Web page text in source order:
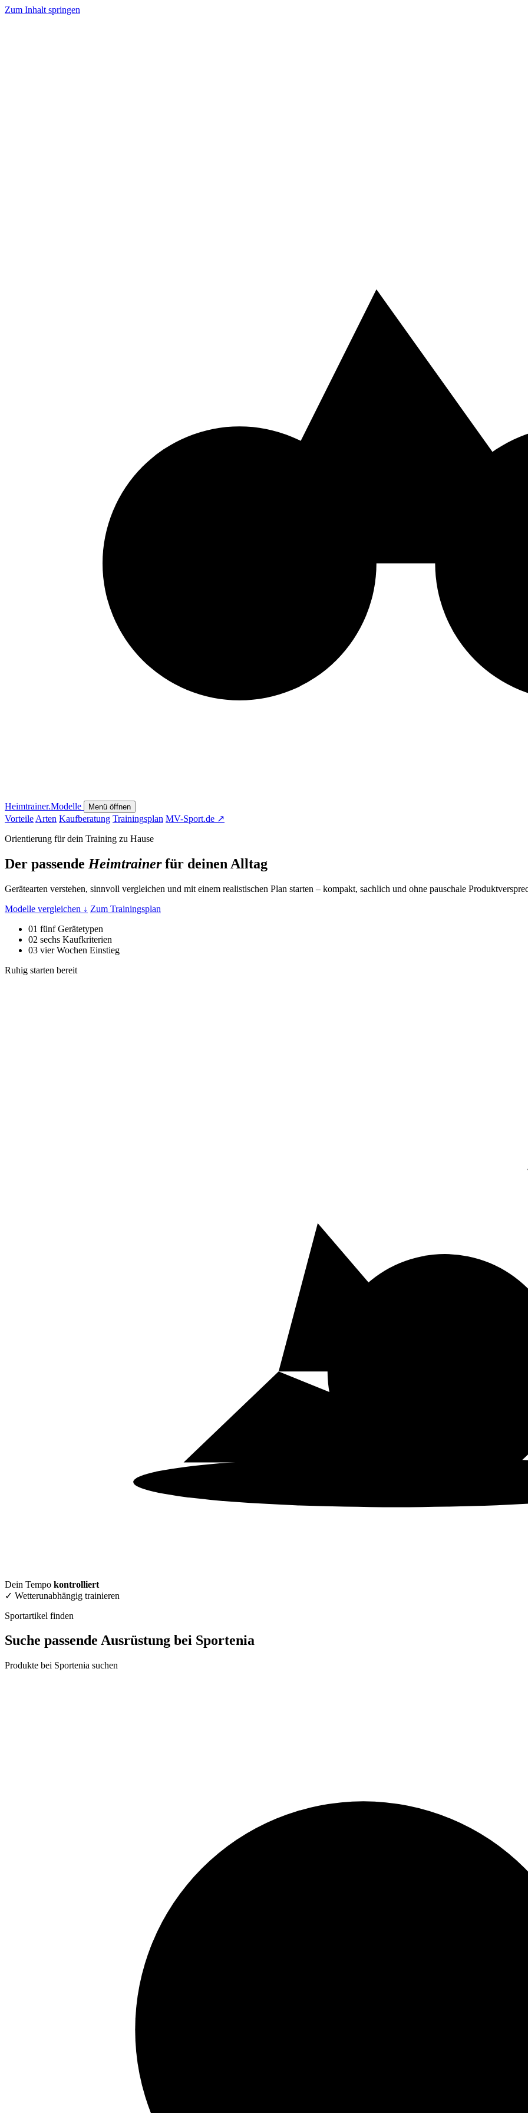
Zum Inhalt springen
Heimtrainer.Modelle Menü öffnen
Vorteile Arten Kaufberatung Trainingsplan MV-Sport.de ↗
Orientierung für dein Training zu Hause
Der passende Heimtrainerfür deinen Alltag
Gerätearten verstehen, sinnvoll vergleichen und mit einem realistischen Plan starten – kompakt, sachlich und ohne pauschale
Modelle vergleichen ↓ Zum Trainingsplan
01 fünf Gerätetypen
02 sechs Kaufkriterien
03 vier Wochen Einstieg
Ruhig starten bereit
Dein Tempo kontrolliert
✓ Wetterunabhängig trainieren
Sportartikel finden
Suche passende Ausrüstung bei Sportenia
Produkte bei Sportenia suchen